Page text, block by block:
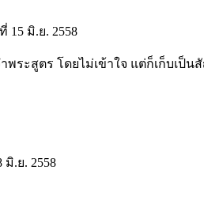
15 มิ.ย. 2558
ำพระสูตร โดยไม่เข้าใจ แต่ก็เก็บ
.ย. 2558